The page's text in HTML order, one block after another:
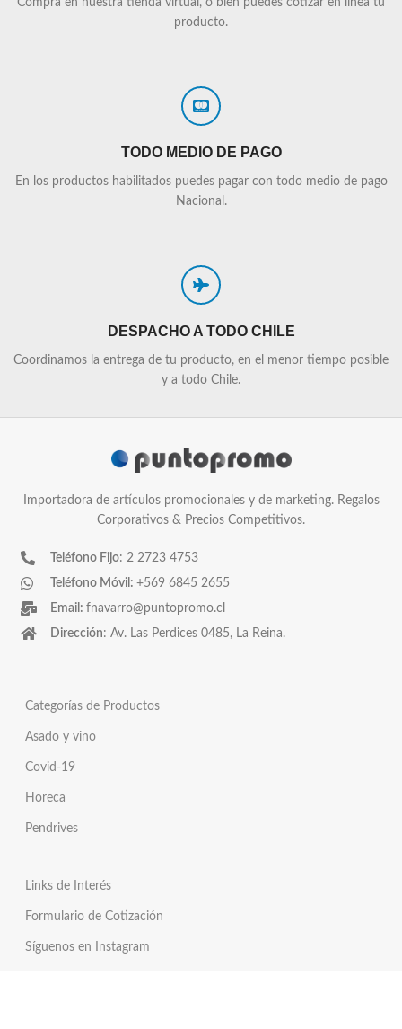
Compra en nuestra tienda virtual, o bien puedes cotizar en línea tu
producto.
TODO MEDIO DE PAGO
En los productos habilitados puedes pagar con todo medio de pago
Nacional.
DESPACHO A TODO CHILE
Coordinamos la entrega de tu producto, en el menor tiempo posible
y a todo Chile.
Importadora de artículos promocionales y de marketing. Regalos
Corporativos & Precios Competitivos.
Teléfono Fijo: 2 2723 4753
Teléfono Móvil: +569 6845 2655
Email: fnavarro@puntopromo.cl
Dirección: Av. Las Perdices 0485, La Reina.
Categorías de Productos
Asado y vino
Covid-19
Horeca
Pendrives
Links de Interés
Formulario de Cotización
Síguenos en Instagram